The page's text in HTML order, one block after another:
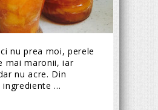
nu prea moi, perele
mai maronii, iar
nu acre. Din
...